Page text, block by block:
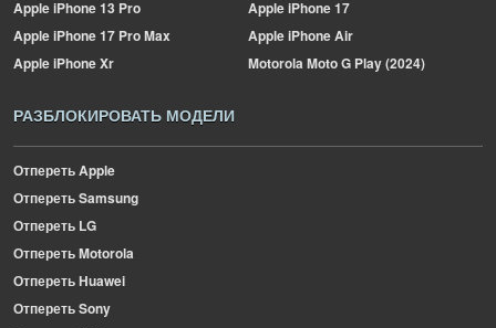
AppleiPhone 13 Pro AppleiPhone 17
AppleiPhone 17 Pro Max AppleiPhone Air
AppleiPhone Xr MotorolaMoto G Play (2024)
РАЗБЛОКИРОВАТЬ МОДЕЛИ
Отпереть Apple
Отпереть Samsung
Отпереть LG
Отпереть Motorola
Отпереть Huawei
Отпереть Sony